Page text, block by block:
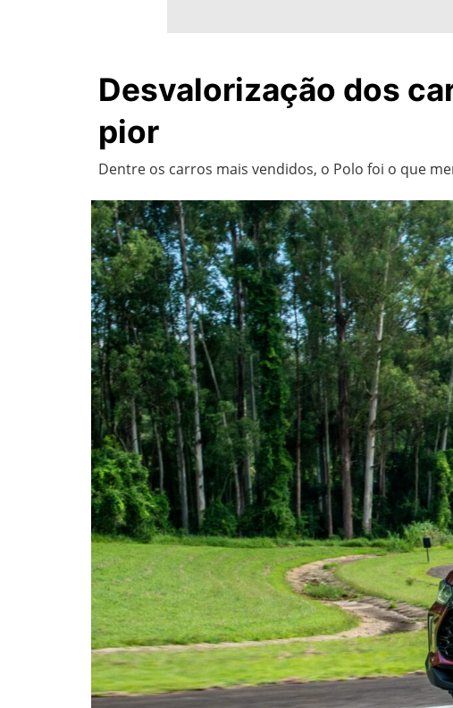
Desvalorização dos
pior
Dentre os carros mais vendidos, o Polo foi o que